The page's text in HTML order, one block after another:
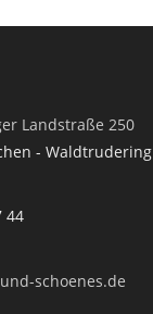
Landstraße 250
- Waldtrudering
44
schoenes.de